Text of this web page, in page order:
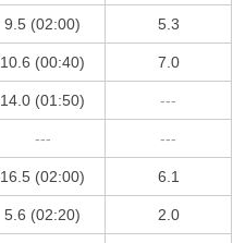
9.5 (02:00) 5.3
10.6 (00:40) 7.0
14.0 (01:50) ---
--- ---
16.5 (02:00) 6.1
5.6 (02:20) 2.0